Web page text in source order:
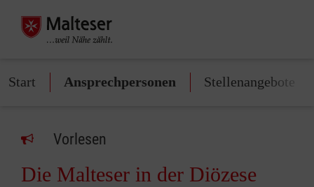
Start Ansprechpersonen Stellenangebote
Vorlesen
Die Malteser in der Diözese